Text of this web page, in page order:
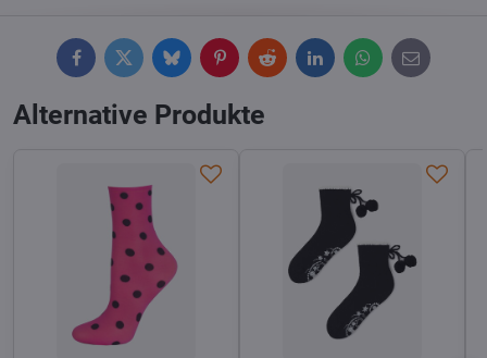
FacebookTwitterBlueskyPinterestReddit LinkedInWhatsApp
E-
mail
Alternative Produkte